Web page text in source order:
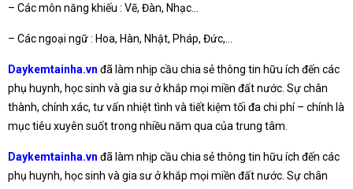
– Các môn năng khiếu : Vẽ, Đàn, Nhạc…
– Các ngoại ngữ : Hoa, Hàn, Nhật, Pháp, Đức,…
Daykemtainha.vn đã làm nhịp cầu chia sẻ thông tin hữu ích đến các
phụ huynh, học sinh và gia sư ở khắp mọi miền đất nước. Sự chân
thành, chính xác, tư vấn nhiệt tình và tiết kiệm tối đa chi phí – chính là
mục tiêu xuyên suốt trong nhiều năm qua của trung tâm.
Daykemtainha.vn đã làm nhịp cầu chia sẻ thông tin hữu ích đến các
phụ huynh, học sinh và gia sư ở khắp mọi miền đất nước. Sự chân